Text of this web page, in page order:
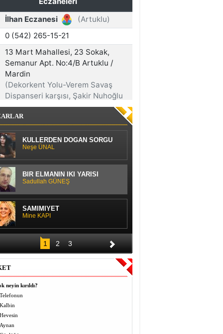
KÜLLERDEN DOĞAN SORGU
Neşe ÜNAL
BİR ELMANIN İKİ YARISI
Sadullah GÜNEŞ
SAMİMİYET
Mine KAPI
DÜĞÜNÜN ALKIŞI BİR GECE,
BORCU KAÇ YIL?
Halil EL
Vermek (Mahbo) ve Almak
(Masbo): Anlayış ve Bilinç
1 2 3
neyin kırıldı?
Telefonun
Kalbin
Hevesin
Aynan